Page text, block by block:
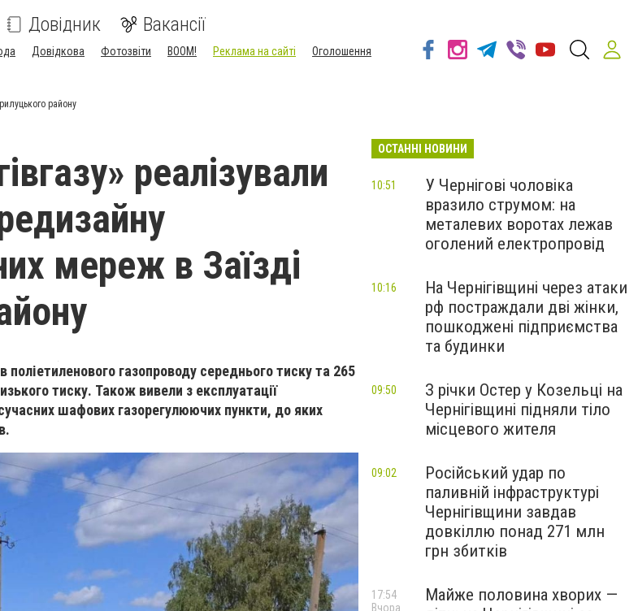
Довідник Вакансії
Довідкова Фотозвіти BOOM! Реклама на сайті
Оголошення
району
реалізували
мереж в Заїзді
газопроводу середнього тиску та 265
тиску. Також вивели з експлуатації
шафових газорегулюючих пункти, до яких
ОСТАННІ НОВИНИ
У Чернігові чоловіка
вразило струмом: на
металевих воротах лежав
оголений електропровід
10:51
На Чернігівщині через атаки
рф постраждали дві жінки,
пошкоджені підприємства
та будинки
10:16
З річки Остер у Козельці на
Чернігівщині підняли тіло
місцевого жителя
09:50
Російський удар по
паливній інфраструктурі
Чернігівщини завдав
довкіллю понад 271 млн
грн збитків
09:02
Майже половина хворих —
17:54
Вчора